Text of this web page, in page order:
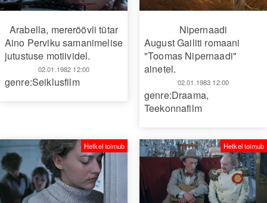
Arabella, mereröövli tütar
Aino Perviku samanimelise
jutustuse motiividel.
02.01.1982 12:00
genre:Seiklusfilm
Nipernaadi
August Gailiti romaani
"Toomas Nipernaadi"
ainetel.
02.01.1983 12:00
genre:Draama,
Teekonnafilm
Hetkel toimub Hetkel toimub